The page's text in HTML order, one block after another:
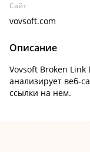
Сайт
vovsoft.com
Описание
Vovsoft Broken Link
анализирует веб-
ссылки на нем.